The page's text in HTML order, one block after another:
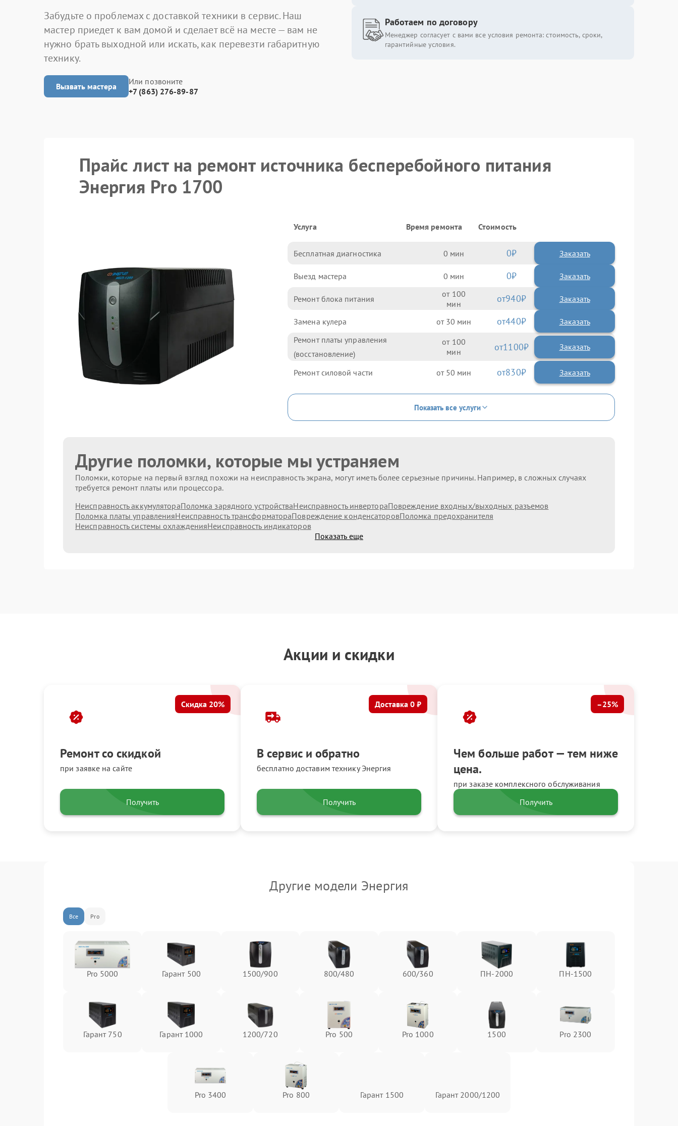
Забудьте о проблемах с доставкой техники в сервис. Наш
мастер приедет к вам домой и сделает всё на месте — вам не
нужно брать выходной или искать, как перевезти габаритную
технику.
Вызвать мастера
Или позвоните
+7 (863) 276-89-87
Работаем по договору
Менеджер согласует с вами все условия ремонта: стоимость, сроки,
гарантийные условия.
Прайс лист на ремонт источника бесперебойного питания
Энергия Pro 1700
Услуга Время ремонта Стоимость
Бесплатная диагностика 0 0 Заказать
Выезд мастера 0 0 Заказать
Ремонт блока питания 100 940
Замена кулера 30 440
Ремонт платы управления
(восстановление)
100 1100
Ремонт силовой части 50 830
Показать все услуги
Другие поломки, которые мы устраняем
Поломки, которые на первый взгляд похожи на неисправность экрана, могут иметь более серьезные причины. Например, в сложных случаях
требуется ремонт платы или процессора.
Неисправность аккумулятораПоломка зарядного устройстваНеисправность инвертораПовреждение входных/выходных разъемов
Поломка платы управленияНеисправность трансформатораПовреждение конденсаторовПоломка предохранителя
Неисправность системы охлажденияНеисправность индикаторов
Показать еще
Акции и скидки
Ремонт со скидкой
при заявке на сайте
Скидка 20%
Получить
В сервис и обратно
бесплатно доставим технику Энергия
Доставка 0 ₽
Получить
Чем больше работ — тем ниже
цена.
при заказе комплексного обслуживания
–25%
Получить
Другие модели Энергия
Все Pro
Pro 5000 Гарант 500 1500/900 800/480 600/360 ПН-2000 ПН-1500
Гарант 750 Гарант 1000 1200/720 Pro 500 Pro 1000 1500 Pro 2300
Pro 3400 Pro 800 Гарант 1500 Гарант 2000/1200